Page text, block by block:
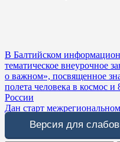
Навигация
по
записям
В Балтийском
тематическое внеурочное
о важном», посвященное
полета человека в космос
России
Дан старт
Версия для